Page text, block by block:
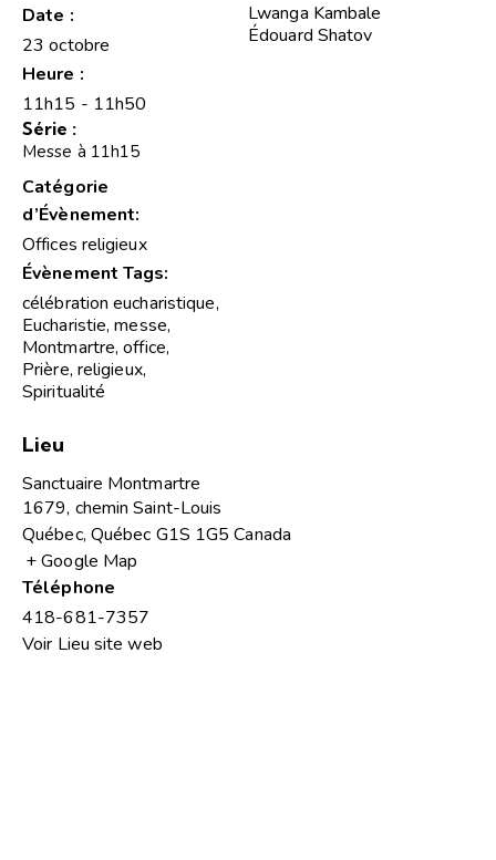
Date :
23 octobre
Heure :
11h15 - 11h50
Série :
Messe à 11h15
Catégorie
d’Évènement:
Offices religieux
Évènement Tags:
célébration eucharistique,
Eucharistie,messe,
Montmartre,office,
Prière, religieux,
Spiritualité
Lwanga Kambale
Édouard Shatov
Lieu
Sanctuaire Montmartre
1679, chemin Saint-Louis
Québec, Québec G1S 1G5 Canada
+ Google Map
Téléphone
418-681-7357
Voir Lieu site web